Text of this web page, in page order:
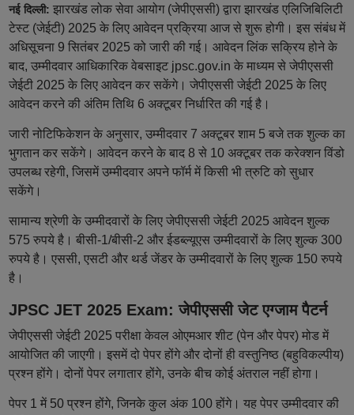
नई दिल्ली: झारखंड लोक सेवा आयोग (जेपीएससी) द्वारा झारखंड एलिजिबिलिटी
टेस्ट (जेईटी) 2025 के लिए आवेदन प्रक्रिया आज से शुरू होगी। इस संबंध में
अधिसूचना 9 सितंबर 2025 को जारी की गई। आवेदन लिंक सक्रिय होने के
बाद, उम्मीदवार आधिकारिक वेबसाइट jpsc.gov.in के माध्यम से जेपीएससी
जेईटी 2025 के लिए आवेदन कर सकेंगे। जेपीएससी जेईटी 2025 के लिए
आवेदन करने की अंतिम तिथि 6 अक्टूबर निर्धारित की गई है।
जारी नोटिफिकेशन के अनुसार, उम्मीदवार 7 अक्टूबर शाम 5 बजे तक शुल्क का
भुगतान कर सकेंगे। आवेदन करने के बाद 8 से 10 अक्टूबर तक करेक्शन विंडो
उपलब्ध रहेगी, जिसमें उम्मीदवार अपने फॉर्म में किसी भी त्रुटि को सुधार
सकेंगे।
सामान्य श्रेणी के उम्मीदवारों के लिए जेपीएससी जेईटी 2025 आवेदन शुल्क
575 रुपये है। बीसी-1/बीसी-2 और ईडब्ल्यूएस उम्मीदवारों के लिए शुल्क 300
रुपये है। एससी, एसटी और थर्ड जेंडर के उम्मीदवारों के लिए शुल्क 150 रुपये
है।
JPSC JET 2025 Exam: जेपीएससी जेट एग्जाम पैटर्न
जेपीएससी जेईटी 2025 परीक्षा केवल ओएमआर शीट (पेन और पेपर) मोड में
आयोजित की जाएगी। इसमें दो पेपर होंगे और दोनों ही वस्तुनिष्ठ (बहुविकल्पीय)
प्रश्न होंगे। दोनों पेपर लगातार होंगे, उनके बीच कोई अंतराल नहीं होगा।
पेपर 1 में 50 प्रश्न होंगे, जिनके कुल अंक 100 होंगे। यह पेपर उम्मीदवार की